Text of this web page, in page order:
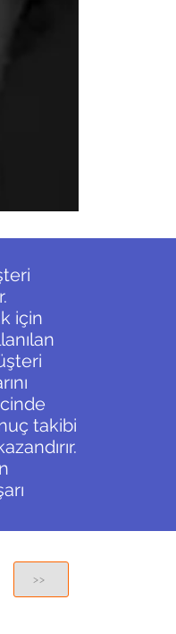
için
takibi
>>